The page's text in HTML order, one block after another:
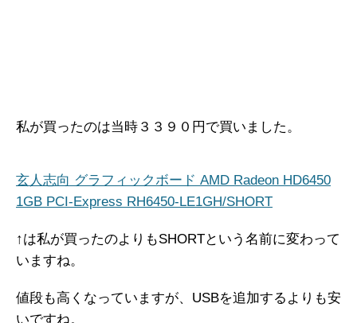
私が買ったのは当時３３９０円で買いました。
玄人志向 グラフィックボード AMD Radeon HD6450
1GB PCI-Express RH6450-LE1GH/SHORT
↑は私が買ったのよりもSHORTという名前に変わって
いますね。
値段も高くなっていますが、USBを追加するよりも安
いですね。